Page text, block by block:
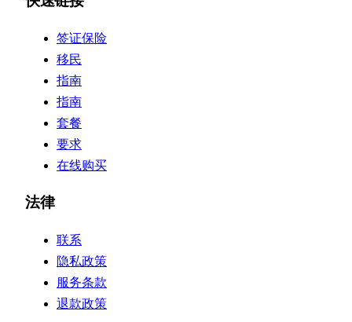
签证保险
移民
指南
指南
套餐
要求
在线购买
法律
联系
隐私政策
服务条款
退款政策